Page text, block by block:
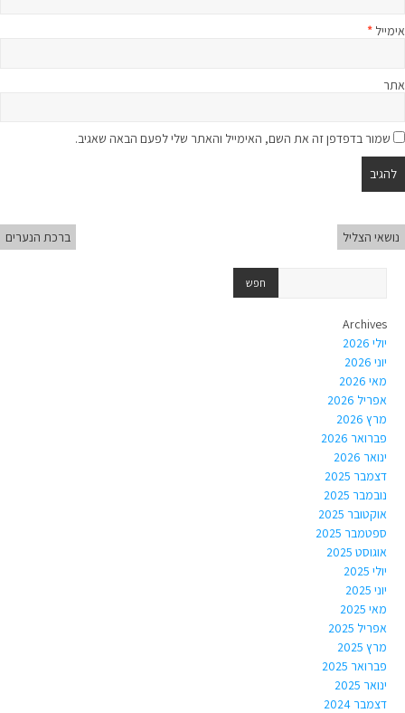
אימייל *
אתר
שמור בדפדפן זה את השם, האימייל והאתר שלי לפעם הבאה שאגיב.
נושאי הצליל ברכת הנערים
Archives
יולי 2026
יוני 2026
מאי 2026
אפריל 2026
מרץ 2026
פברואר 2026
ינואר 2026
דצמבר 2025
נובמבר 2025
אוקטובר 2025
ספטמבר 2025
אוגוסט 2025
יולי 2025
יוני 2025
מאי 2025
אפריל 2025
מרץ 2025
פברואר 2025
ינואר 2025
דצמבר 2024